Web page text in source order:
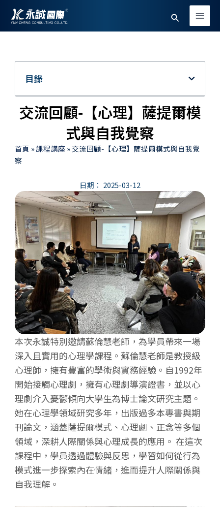
搜
尋
Main
目錄
交流回顧-【心理】薩提爾模
式與自我覺察
首頁 »課程講座 »交流回顧-【心理】薩提爾模式與自我覺
察
日期： 2025-03-12
本次永誠特別邀請蘇倫慧老師，為學員帶來一場
深入且實用的心理學課程。蘇倫慧老師是教授級
心理師，擁有豐富的學術與實務經驗。自1992年
開始接觸心理劇，擁有心理劇導演證書，並以心
理劇介入憂鬱傾向大學生為博士論文研究主題。
她在心理學領域研究多年，出版過多本專書與期
刊論文，涵蓋薩提爾模式、心理劇、正念等多個
領域，深耕人際關係與心理成長的應用。 在這次
課程中，學員透過體驗與反思，學習如何從行為
模式進一步探索內在情緒，進而提升人際關係與
自我理解。